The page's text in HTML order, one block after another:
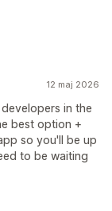
12 maj 2026
in the
best option +
so you'll be up
to be waiting